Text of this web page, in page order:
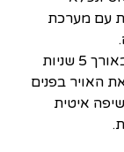
עם מערכת
קחו שאיפה דרך האף באורך 5 שניות
האויר בפנים
איטית